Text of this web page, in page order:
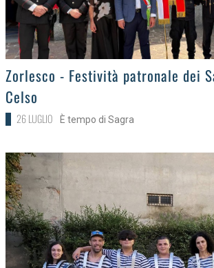
>
Zorlesco - Festività patronale dei
Celso
26 LUGLIO È tempo di Sagra